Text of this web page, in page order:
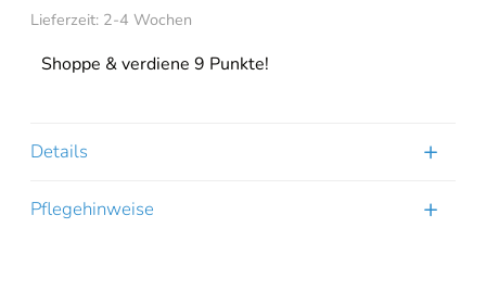
Lieferzeit: 2-4 Wochen
Shoppe & verdiene 9 Punkte!
Details
Pflegehinweise